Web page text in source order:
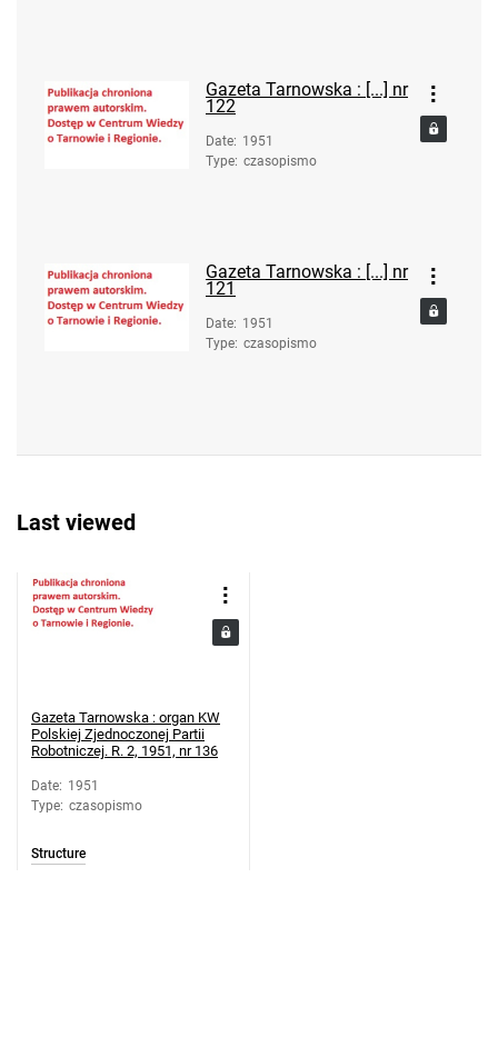
Gazeta Tarnowska : [...] nr
122
Date: 1951
Type: czasopismo
Gazeta Tarnowska : [...] nr
121
Date: 1951
Type: czasopismo
Last viewed
Gazeta Tarnowska : organ KW
Polskiej Zjednoczonej Partii
Robotniczej. R. 2, 1951, nr 136
Date: 1951
Type: czasopismo
Structure